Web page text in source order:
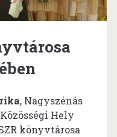
, Nagyszénás
Hely
könyvtárosa